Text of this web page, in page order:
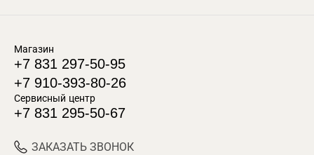
Магазин
+7 831 297-50-95
+7 910-393-80-26
Сервисный центр
+7 831 295-50-67
ЗАКАЗАТЬ ЗВОНОК